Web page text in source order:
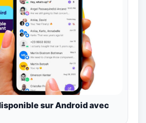
sur Android avec